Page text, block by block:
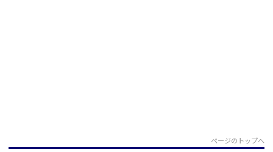
ページのトップへ